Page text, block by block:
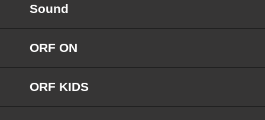
Sound
ORF ON
ORF KIDS